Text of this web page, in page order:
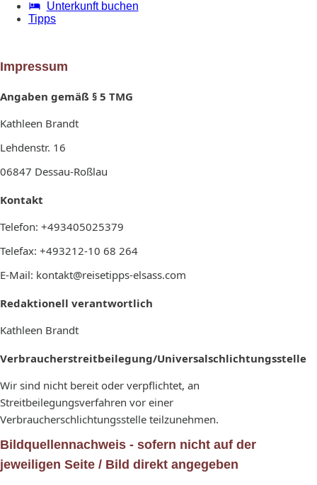
Unterkunft buchen
Tipps
Impressum
Angaben gemäß § 5 TMG
Kathleen Brandt
Lehdenstr. 16
06847 Dessau-Roßlau
Kontakt
Telefon: +493405025379
Telefax: +493212-10 68 264
E-Mail: kontakt@reisetipps-elsass.com
Redaktionell verantwortlich
Kathleen Brandt
Verbraucherstreitbeilegung/Universalschlichtungsstelle
Wir sind nicht bereit oder verpflichtet, an
Streitbeilegungsverfahren vor einer
Verbraucherschlichtungsstelle teilzunehmen.
Bildquellennachweis - sofern nicht auf der
jeweiligen Seite / Bild direkt angegeben